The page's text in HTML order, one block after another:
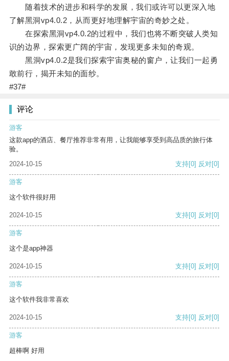
随着技术的进步和科学的发展，我们或许可以更深入地
了解黑洞vp4.0.2，从而更好地理解宇宙的奇妙之处。
在探索黑洞vp4.0.2的过程中，我们也将不断突破人类知
识的边界，探索更广阔的宇宙，发现更多未知的奇观。
黑洞vp4.0.2是我们探索宇宙奥秘的窗户，让我们一起勇
敢前行，揭开未知的面纱。
#37#
评论
游客
这款app的酒店、餐厅推荐非常有用，让我能够享受到高品质的旅行体
验。
2024-10-15
支持[0] 反对[0]
游客
这个软件很好用
2024-10-15 支持[0] 反对[0]
游客
这个是app神器
2024-10-15 支持[0] 反对[0]
游客
这个软件我非常喜欢
2024-10-15 支持[0] 反对[0]
游客
超棒啊 好用